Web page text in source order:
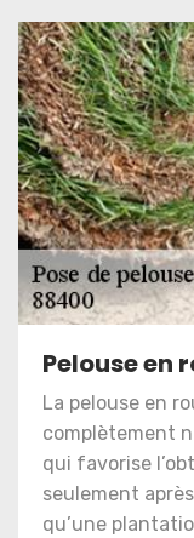
Pelouse en
La pelouse en
complètement
qui favorise
seulement
qu’une